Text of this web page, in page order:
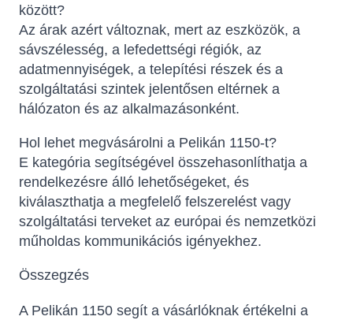
között?
Az árak azért változnak, mert az eszközök, a
sávszélesség, a lefedettségi régiók, az
adatmennyiségek, a telepítési részek és a
szolgáltatási szintek jelentősen eltérnek a
hálózaton és az alkalmazásonként.
Hol lehet megvásárolni a Pelikán 1150-t?
E kategória segítségével összehasonlíthatja a
rendelkezésre álló lehetőségeket, és
kiválaszthatja a megfelelő felszerelést vagy
szolgáltatási terveket az európai és nemzetközi
műholdas kommunikációs igényekhez.
Összegzés
A Pelikán 1150 segít a vásárlóknak értékelni a